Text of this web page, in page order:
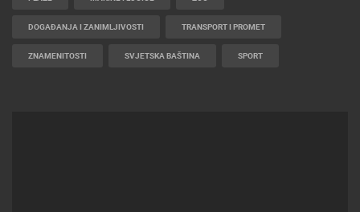
DOGAĐANJA I ZANIMLJIVOSTI TRANSPORT I PROMET
ZNAMENITOSTI SVJETSKA BAŠTINA SPORT